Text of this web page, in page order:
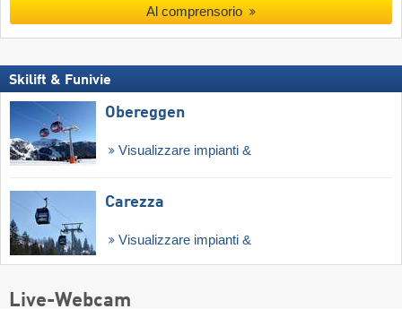
Al comprensorio
Skilift & Funivie
Obereggen
Visualizzare impianti &
Carezza
Visualizzare impianti &
Live-Webcam